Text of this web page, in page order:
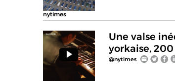
nytimes
Une valse
yorkaise,
@nytimes